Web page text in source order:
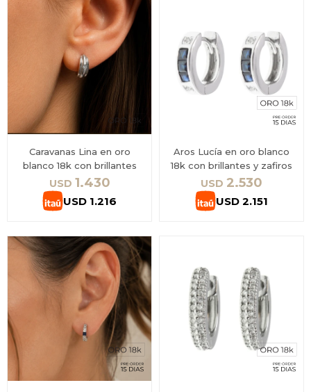
Caravanas Lina en oro
blanco 18k con brillantes
USD 1.430
USD 1.216
Aros Lucía en oro blanco
18k con brillantes y zafiros
USD 2.530
USD 2.151